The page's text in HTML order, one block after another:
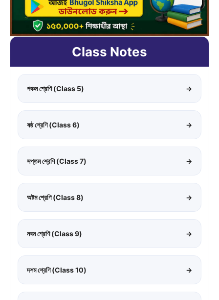
Class Notes
পঞ্চম শ্রেণি (Class 5) →
ষষ্ঠ শ্রেণি (Class 6) →
সপ্তম শ্রেণি (Class 7) →
অষ্টম শ্রেণি (Class 8) →
নবম শ্রেণি (Class 9) →
দশম শ্রেণি (Class 10) →